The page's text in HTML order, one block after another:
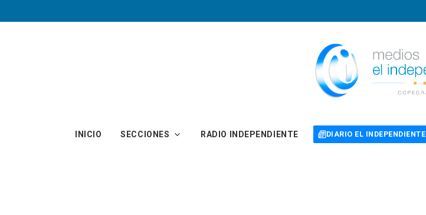
INICIO SECCIONES RADIO INDEPENDIENTE DIARIO EL INDEPENDIENTE